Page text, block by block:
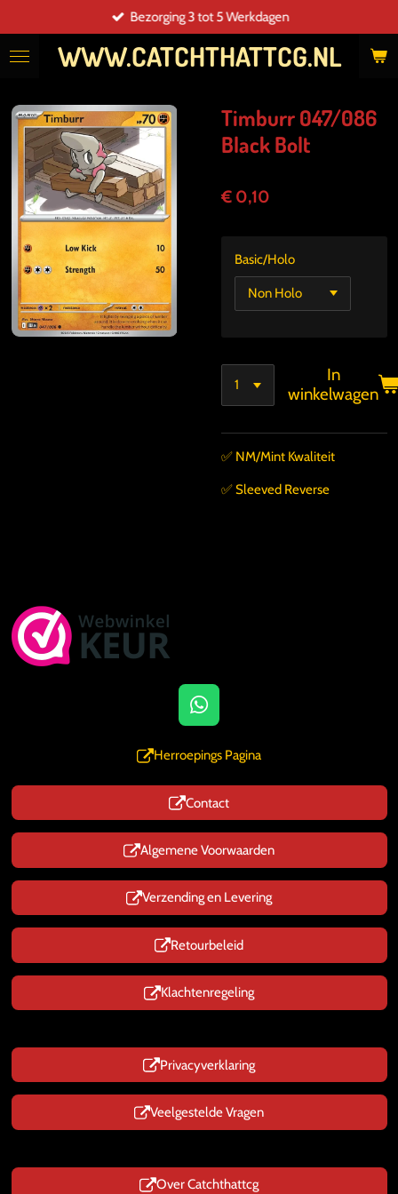
direct
naar
WWW.CATCHTHATTCG.NL
Bezorging 3 tot 5 Werkdagen
Timburr 047/086
Black Bolt
€ 0,10
Basic/Holo
In
winkelwagen
✅️ NM/Mint Kwaliteit
✅️ Sleeved Reverse
W
h
a
s
A
p
p
Herroepings Pagina
Contact
Algemene Voorwaarden
Verzending en Levering
Retourbeleid
Klachtenregeling
Privacyverklaring
Veelgestelde Vragen
Over Catchthattcg